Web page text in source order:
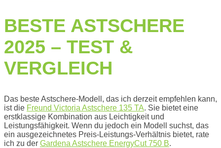
BESTE ASTSCHERE
2025 – TEST &
VERGLEICH
Das beste Astschere-Modell, das ich derzeit empfehlen kann,
ist die Freund Victoria Astschere 135 TA. Sie bietet eine
erstklassige Kombination aus Leichtigkeit und
Leistungsfähigkeit. Wenn du jedoch ein Modell suchst, das
ein ausgezeichnetes Preis-Leistungs-Verhältnis bietet, rate
ich zu der Gardena Astschere EnergyCut 750 B.